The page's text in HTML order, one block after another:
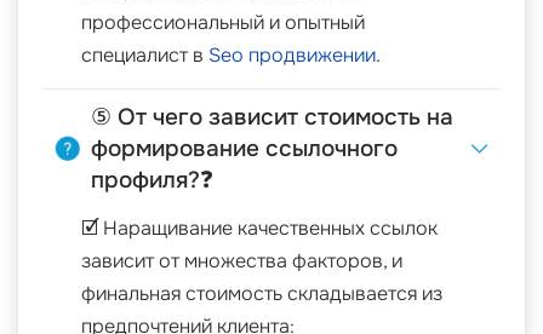
профессиональный и опытный
специалист в Seo продвижении.
⑤ От чего зависит стоимость на
формирование ссылочного
профиля?❓
🗹 Наращивание качественных ссылок
зависит от множества факторов, и
финальная стоимость складывается из
предпочтений клиента: